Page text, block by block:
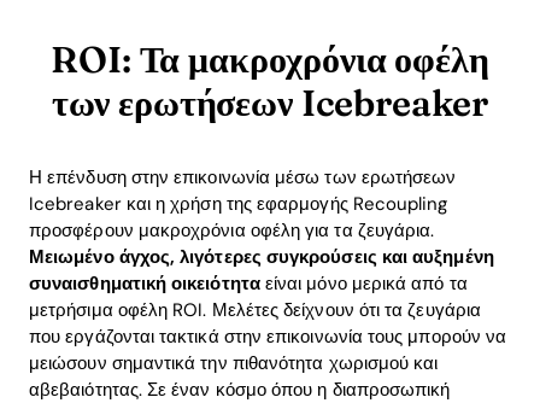
ROI: Τα μακροχρόνια οφέλη
των ερωτήσεων Icebreaker
Η επένδυση στην επικοινωνία μέσω των ερωτήσεων
Icebreaker και η χρήση της εφαρμογής Recoupling
προσφέρουν μακροχρόνια οφέλη για τα ζευγάρια.
Μειωμένο άγχος, λιγότερες συγκρούσεις και αυξημένη
συναισθηματική οικειότηταείναι μόνο μερικά από τα
μετρήσιμα οφέλη ROI. Μελέτες δείχνουν ότι τα ζευγάρια
που εργάζονται τακτικά στην επικοινωνία τους μπορούν να
μειώσουν σημαντικά την πιθανότητα χωρισμού και
αβεβαιότητας. Σε έναν κόσμο όπου η διαπροσωπική